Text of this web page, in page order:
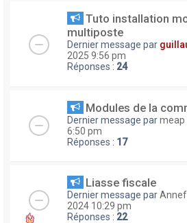
Tuto installation
multiposte
Dernier message par
2025 9:56 pm
Réponses : 24
Modules de la
Dernier message parmeap
6:50 pm
Réponses : 17
Liasse fiscale
Dernier message par
2024 10:29 pm
Réponses : 22